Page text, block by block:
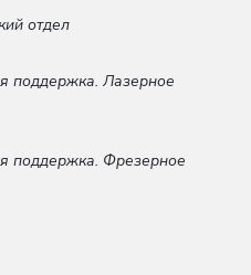
отдел
поддержка. Лазерное
поддержка. Фрезерное